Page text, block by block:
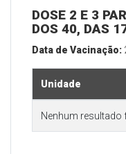
DOSE 2 E 3
DOS 40, DAS
Data de Vacinação:
Unidade
Nenhum resultado